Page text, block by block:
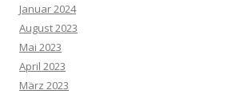
Januar 2024
August 2023
Mai 2023
April 2023
März 2023